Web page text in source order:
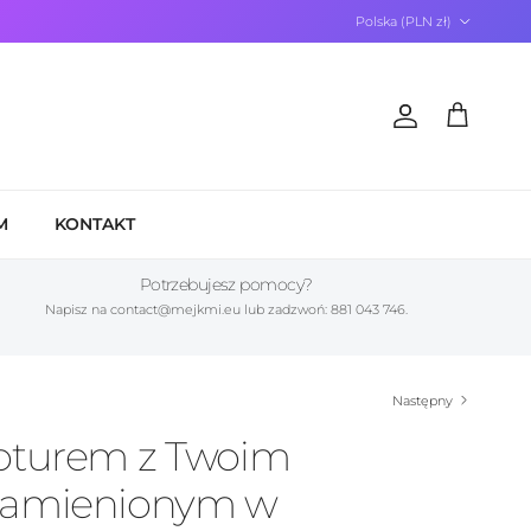
Polska (PLN zł)
KontoKoszyk
KONTAKT
Potrzebujesz pomocy?
Napisz na contact@mejkmi.eu lub zadzwoń: 881 043 746.
Następny
z Twoim
w